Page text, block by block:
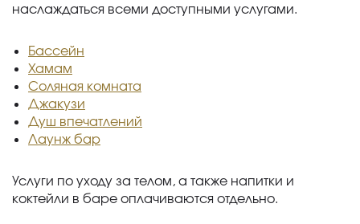
наслаждаться всеми доступными услугами.
Бассейн
Хамам
Соляная комната
Джакузи
Душ впечатлений
Лаунж бар
Услуги по уходу за телом, а также напитки и
коктейли в баре оплачиваются отдельно.